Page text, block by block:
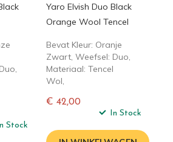
In Stock
Yaro Elvish Duo Black
Orange Wool Tencel
Bevat Kleur: Oranje
Zwart, Weefsel: Duo,
Materiaal: Tencel
Wol,
€ 42,00
In Stock